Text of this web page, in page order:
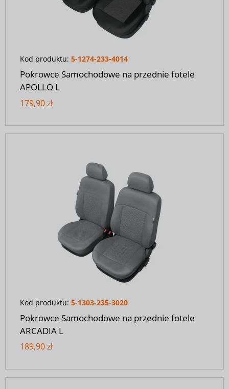
Kod produktu: 5-1274-233-4014
Pokrowce Samochodowe na przednie fotele
APOLLO L
179,90 zł
Kod produktu: 5-1303-235-3020
Pokrowce Samochodowe na przednie fotele
ARCADIA L
189,90 zł